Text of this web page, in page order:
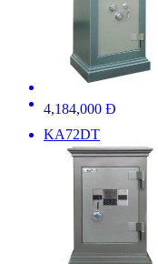
4,184,000 Đ
KA72DT